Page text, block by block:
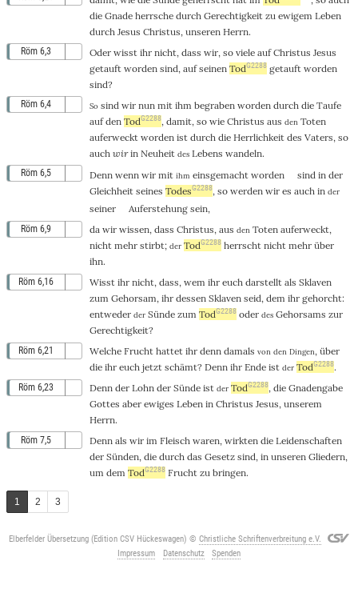
die Gnade herrsche durch Gerechtigkeit zu ewigem Leben
durch Jesus Christus, unseren Herrn.
Röm 6,3 Oder wisstihr nicht, dass wir, so viele auf Christus Jesus
getauftworden sind, auf seinen TodG2288 getauftworden
sind?
Röm 6,4 Sosind wir nun mit ihm begrabenworden durch die Taufe
auf den TodG2288, damit, so wie Christus aus den Toten
auferwecktworden ist durch die Herrlichkeit des Vaters, so
auch wir in Neuheit des Lebens wandeln.
Röm 6,5 Denn wennwir mit ihm einsgemachtworden sindin der
Gleichheit seines TodesG2288, sowerden wir es auchin der
seiner Auferstehung sein,
Röm 6,9 dawir wissen, dass Christus, aus den Toten auferweckt,
nicht mehr stirbt; der TodG2288 herrscht nicht mehr über
ihn.
Röm 6,16 Wisstihr nicht, dass, wemihr euch darstelltals Sklaven
zum Gehorsam, ihr dessen Sklaven seid, demihr gehorcht:
entweder der Sünde zum TodG2288 oder des Gehorsams zur
Gerechtigkeit?
Röm 6,21 Welche Frucht hattetihr denn damals von den Dingen, über
dieihr euch jetzt schämt? Denn ihr Endeist der TodG2288.
Röm 6,23 Denn der Lohnder Sündeist der TodG2288, die Gnadengabe
Gottes aber ewiges Leben in Christus Jesus, unserem
Herrn.
Röm 7,5 Denn als wir im Fleisch waren, wirkten die Leidenschaften
der Sünden, die durch das Gesetzsind, in unseren Gliedern,
um dem TodG2288 Frucht zu bringen.
1 2 3
Elberfelder Übersetzung (Edition CSV Hückeswagen) ©Christliche Schriftenverbreitung e.V.
Impressum
Datenschutz Spenden